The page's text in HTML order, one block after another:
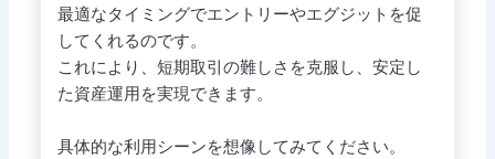
最適なタイミングでエントリーやエグジットを促
してくれるのです。
これにより、短期取引の難しさを克服し、安定し
た資産運用を実現できます。
具体的な利用シーンを想像してみてください。